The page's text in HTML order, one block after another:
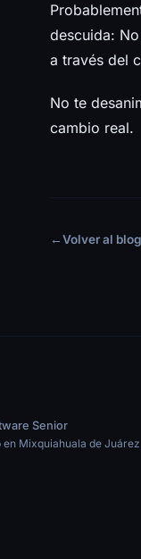
descuida:
a través del
No te
cambio real.
←Volver al blog
Senior
Mixquiahuala de